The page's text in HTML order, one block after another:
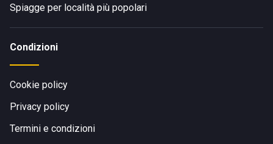
Spiagge per località più popolari
Condizioni
Cookie policy
Privacy policy
Termini e condizioni